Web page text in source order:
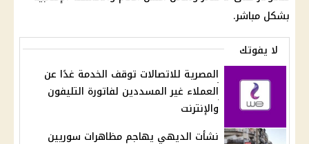
بشكل مباشر.
لا يفوتك
المصرية للاتصالات توقف الخدمة غدًا عن
العملاء غير المسددين لفاتورة التليفون
والإنترنت
نشأت الديهي يهاجم مظاهرات سوريين